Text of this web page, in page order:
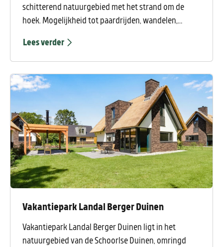
schitterend natuurgebied met het strand om de
hoek. Mogelijkheid tot paardrijden, wandelen,
recreëren. De accommodatie is door de prachtige
ligging in een bosrijke omgeving zeer geschikt voor
een gevarieerde vakantie, die zich niet alleen
beperkt tot paardrijden.
Lees verder
Vakantiepark Landal Berger Duinen
Vakantiepark Landal Berger Duinen ligt in het
natuurgebied van de Schoorlse Duinen, omringd